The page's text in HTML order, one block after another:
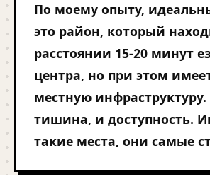
По моему опыту,
это район, который
расстоянии 15-20 минут
центра, но при этом
местную
тишина, и доступность.
такие места, они самые